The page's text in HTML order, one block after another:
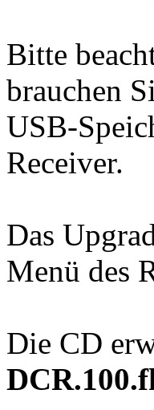
Bitte
brauchen
USB-
Receiver.
Das
Menü des
Die CD